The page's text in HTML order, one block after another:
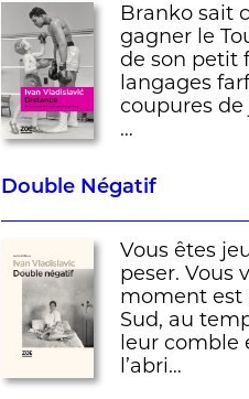
Branko sait
gagner le
de son petit
langages
coupures
…
Double Négatif
Vous êtes
peser. Vous
moment est
Sud, au
leur comble
l’abri…